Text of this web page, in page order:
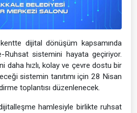
dijital dönüşüm kapsamında
Ruhsat sistemini hayata geçiriyor.
daha hızlı, kolay ve çevre dostu bir
sistemin tanıtımı için 28 Nisan
toplantısı düzenlenecek.
hamlesiyle birlikte ruhsat